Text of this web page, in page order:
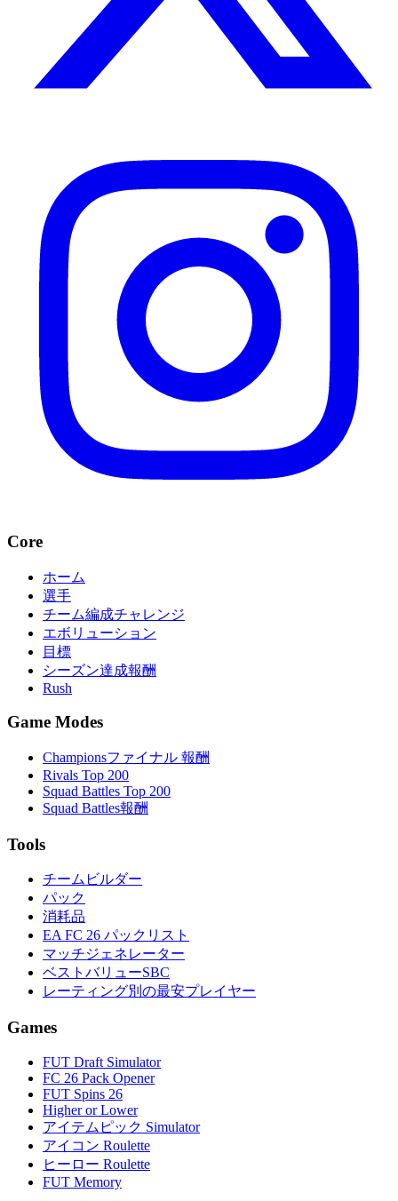
Core
ホーム
選手
チーム編成チャレンジ
エボリューション
目標
シーズン達成報酬
Rush
Game Modes
Championsファイナル 報酬
Rivals Top 200
Squad Battles Top 200
Squad Battles報酬
Tools
チームビルダー
パック
消耗品
EA FC 26 パックリスト
マッチジェネレーター
ベストバリューSBC
レーティング別の最安プレイヤー
Games
FUT Draft Simulator
FC 26 Pack Opener
FUT Spins 26
Higher or Lower
アイテムピック Simulator
アイコン Roulette
ヒーロー Roulette
FUT Memory